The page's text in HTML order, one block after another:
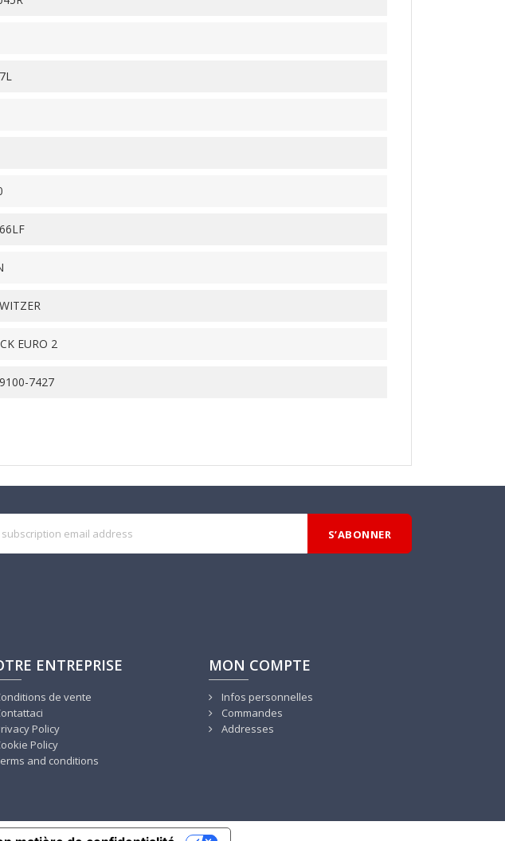
EURO 2
7427
ENTREPRISE
de vente
Policy
Policy
and conditions
MON COMPTE
Infos personnelles
Commandes
Addresses